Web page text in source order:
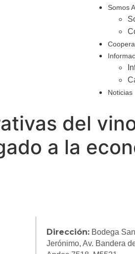
Somos
Noticias
del
a la
Dirección:Bodega San
Jerónimo, Av. Bandera